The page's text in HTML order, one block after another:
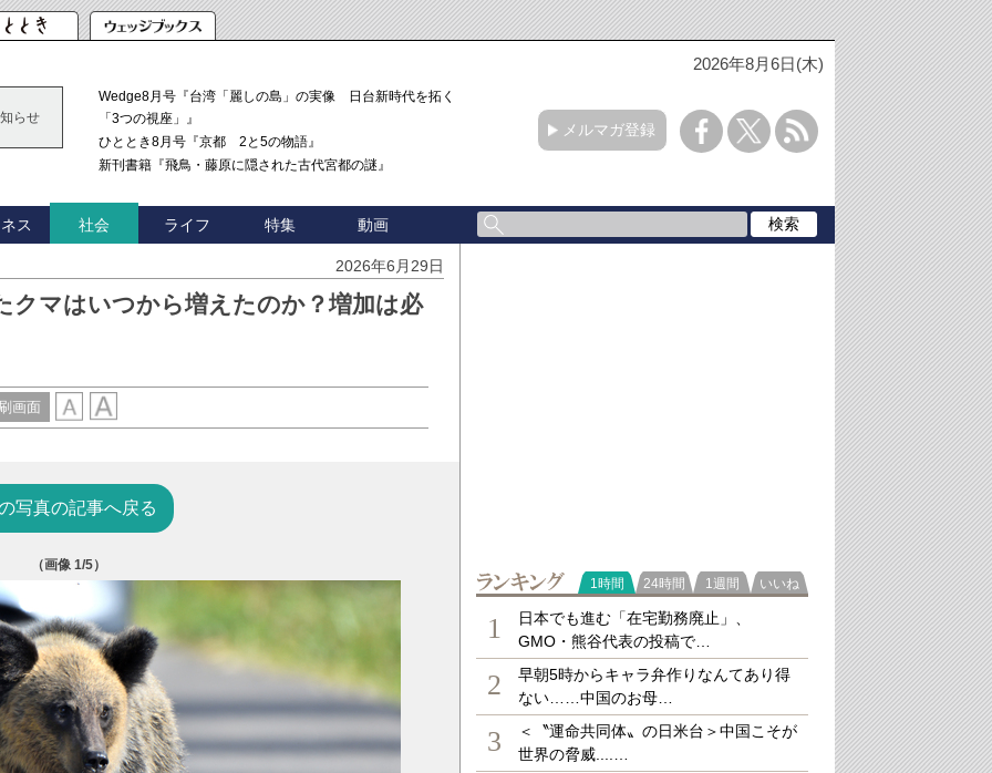
2026年8月6日(木)
らせ
Wedge8月号『台湾「麗しの島」の実像 日台新時代を拓く
「3つの視座」』
ひととき8月号『京都 2と5の物語』
新刊書籍『飛鳥・藤原に隠された古代宮都の謎』
メルマガ登録
ス 社会 ライフ 特集 動画
2026年6月29日
クマはいつから増えたのか？増加は必
画面
写真の記事へ戻る
（画像1/5）
ラ
1時間 24時間 1週間 いいね
1
日本でも進む「在宅勤務廃止」、
GMO・熊谷代表の投稿で…
2
早朝5時からキャラ弁作りなんてあり得
ない……中国のお母…
3
＜〝運命共同体〟の日米台＞中国こそが
世界の脅威....…